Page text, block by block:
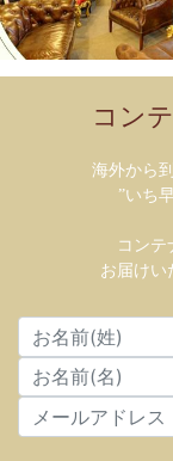
コン
海外から
”いち
コンテ
お届けい